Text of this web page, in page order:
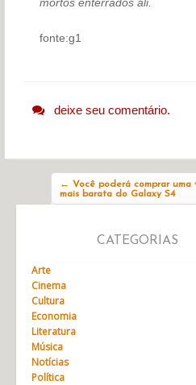
fonte:g1
deixe seu comentário.
← Você poderá comprar uma
mais barata do Galaxy S4
CATEGORIAS
Arte
Cinema
Cultura
Economia
Literatura
Música
Notícias
Política